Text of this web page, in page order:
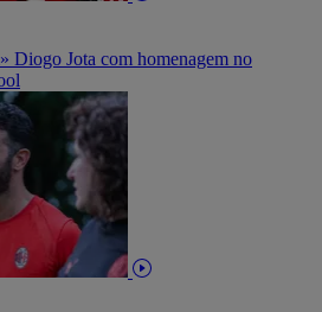
Diogo Jota com homenagem no